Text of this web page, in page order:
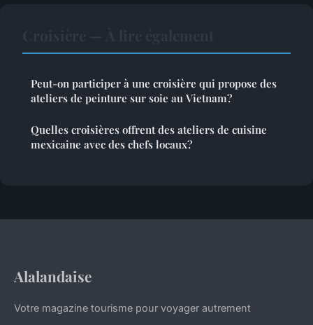
Peut-on participer à une croisière qui propose des
ateliers de peinture sur soie au Vietnam?
Quelles croisières offrent des ateliers de cuisine
mexicaine avec des chefs locaux?
Alalandaise
Votre magazine tourisme pour voyager autrement